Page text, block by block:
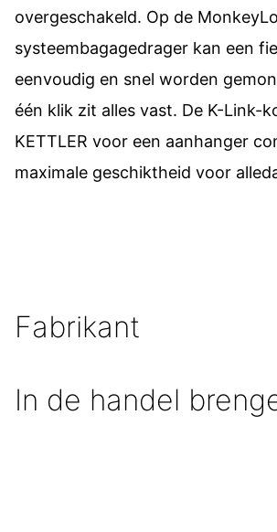
overgeschakeld. Op de
systeembagagedrager kan een
eenvoudig en snel worden
één klik zit alles vast. De K-Link-
KETTLER voor een aanhanger
maximale geschiktheid voor
Fabrikant
In de handel